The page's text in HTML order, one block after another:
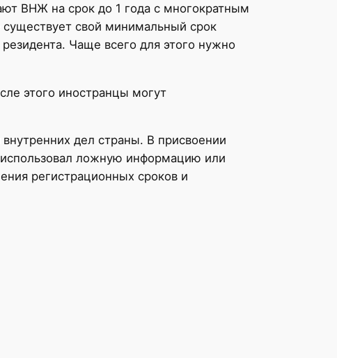
ВНЖ на срок до 1 года с многократным
существует свой минимальный срок
Чаще всего для этого нужно
этого иностранцы могут
дел страны. В присвоении
использовал ложную информацию или
регистрационных сроков и